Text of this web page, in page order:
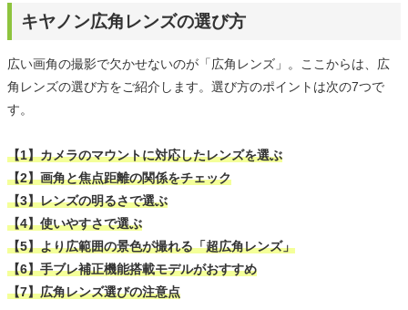
キヤノン広角レンズの選び方
広い画角の撮影で欠かせないのが「広角レンズ」。ここからは、広
角レンズの選び方をご紹介します。選び方のポイントは次の7つで
す。
【1】カメラのマウントに対応したレンズを選ぶ
【2】画角と焦点距離の関係をチェック
【3】レンズの明るさで選ぶ
【4】使いやすさで選ぶ
【5】より広範囲の景色が撮れる「超広角レンズ」
【6】手ブレ補正機能搭載モデルがおすすめ
【7】広角レンズ選びの注意点